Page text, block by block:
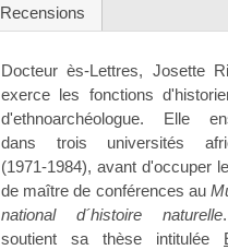
Recensions
Docteur ès-Lettres, Josette
exerce les fonctions
d'ethnoarchéologue. Elle
dans trois universités
(1971-1984), avant d'occuper
de maître de conférences au
national d´histoire naturelle
soutient sa thèse intitulée